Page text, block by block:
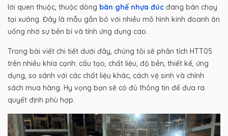
lời quen thuộc, thuộc dòng bàn ghế nhựa đúc đang bán chạy
tại xưởng. Đây là mẫu gắn bó với nhiều mô hình kinh doanh ăn
uống nhờ sự bền bỉ và tính ứng dụng cao.
Trong bài viết chi tiết dưới đây, chúng tôi sẽ phân tích HTT05
trên nhiều khía cạnh: cấu tạo, chất liệu, độ bền, thiết kế, ứng
dụng, so sánh với các chất liệu khác, cách vệ sinh và chính
sách mua hàng. Hy vọng bạn sẽ có đủ thông tin để đưa ra
quyết định phù hợp.